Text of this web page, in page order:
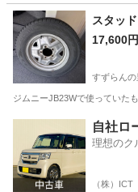
長野 下伊那郡 市田駅
スタッ
17,600円
すずらんの
ジムニーJB23Wで使っていた
すずら
自社ロ
理想のク
（株）ICT